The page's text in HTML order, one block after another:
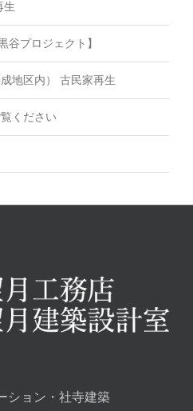
生
谷プロジェクト】
地区内） 古民家再生
ください
ション・社寺建築